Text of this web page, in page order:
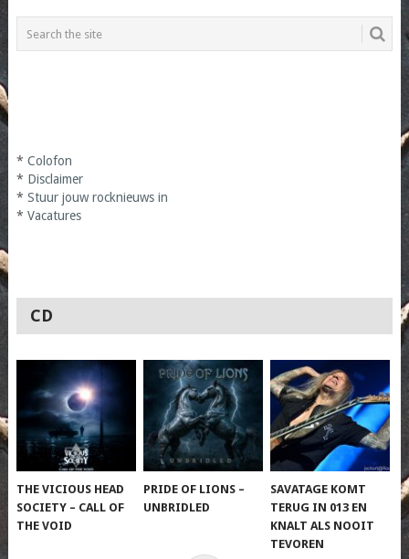
* Colofon
* Disclaimer
* Stuur jouw rocknieuws in
* Vacatures
CD
THE VICIOUS HEAD
SOCIETY – CALL OF
THE VOID
PRIDE OF LIONS –
UNBRIDLED
SAVATAGE KOMT
TERUG IN 013 EN
KNALT ALS NOOIT
TEVOREN